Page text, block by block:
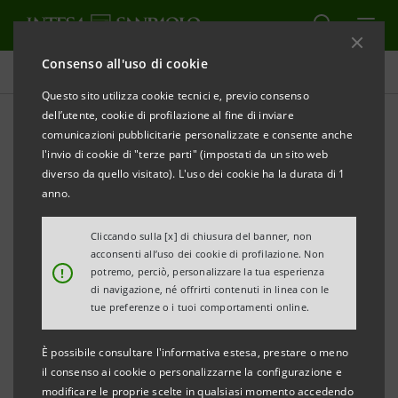
Consenso all'uso di cookie
Questo sito utilizza cookie tecnici e, previo consenso
dell’utente, cookie di profilazione al fine di inviare
comunicazioni pubblicitarie personalizzate e consente anche
l'invio di cookie di "terze parti" (impostati da un sito web
diverso da quello visitato). L'uso dei cookie ha la durata di 1
anno.
!
Cliccando sulla [x] di chiusura del banner, non
acconsenti all’uso dei cookie di profilazione. Non
potremo, perciò, personalizzare la tua esperienza
di navigazione, né offrirti contenuti in linea con le
tue preferenze o i tuoi comportamenti online.
È possibile consultare l'informativa estesa, prestare o meno
il consenso ai cookie o personalizzarne la configurazione e
modificare le proprie scelte in qualsiasi momento accedendo
Comunicati stampa
STAMPA AGGIORNA
COMUNICATO STAMPA
MONITOR DEI POLI TECNOLOGICI DEL LAZIO:
EVIDENZE DEL 2014
•Poli tecnologici laziali: crescita dell’export del 7,1%
•Polo farmaceutico e polo aereonautico chiudono in
positivo